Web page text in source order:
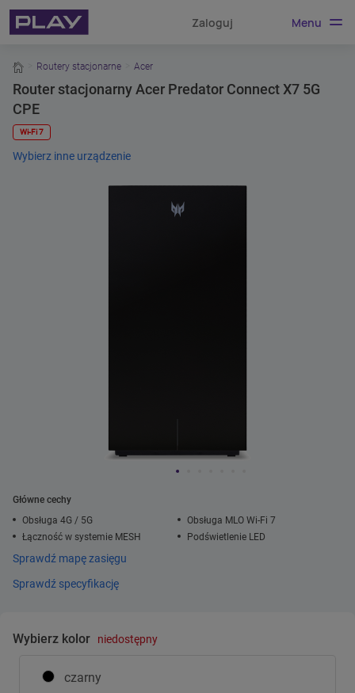
Zaloguj Menu
home
Routery stacjonarne Acer
Router stacjonarny Acer Predator Connect X7 5G
CPE
Wi-Fi 7
Wybierz inne urządzenie
Główne cechy
Obsługa 4G / 5G
Obsługa MLO Wi-Fi 7
Łączność w systemie MESH
Podświetlenie LED
Sprawdź mapę zasięgu
Sprawdź specyfikację
Wybierz kolor niedostępny
czarny